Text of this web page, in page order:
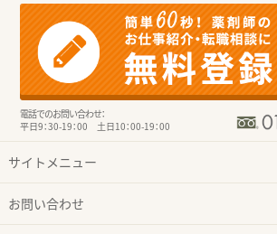
電話でのお問い合わせ：
平日9：30-19：00 土日10：00-19：00
サイトメニュー
お問い合わせ